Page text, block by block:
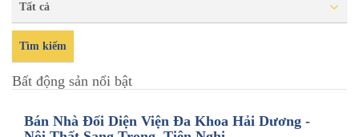
Tất cả
Tìm kiếm
Bất động sản nổi bật
Bán Nhà Đối Diện Viện Đa Khoa Hải Dương -